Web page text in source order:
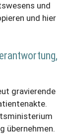
und
und hier
gravierende
übernehmen.